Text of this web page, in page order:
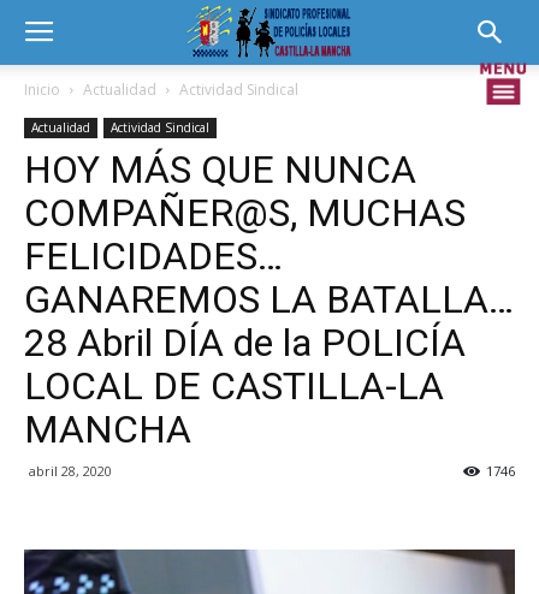
Inicio Actualidad Actividad Sindical
Actualidad Actividad Sindical
HOY MÁS QUE NUNCA
COMPAÑER@S, MUCHAS
FELICIDADES…
GANAREMOS LA BATALLA…
28 Abril DÍA de la POLICÍA
LOCAL DE CASTILLA-LA
MANCHA
abril 28, 2020 1746